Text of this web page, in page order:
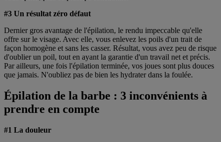
#3 Un résultat zéro défaut
Dernier gros avantage de l'épilation, le rendu impeccable qu'elle
offre sur le visage. Avec elle, vous enlevez les poils d'un trait de
façon homogène et sans les casser. Résultat, vous avez peu de risque
d'oublier un poil, tout en ayant la garantie d'un travail net et précis.
Par ailleurs, une fois l'épilation terminée, vos joues sont plus douces
que jamais. N'oubliez pas de bien les hydrater dans la foulée.
Épilation de la barbe : 3 inconvénients à
prendre en compte
#1 La douleur